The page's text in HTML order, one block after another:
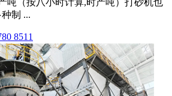
吨（按八小时计算,时产吨）打砂机也
制 ...
8511